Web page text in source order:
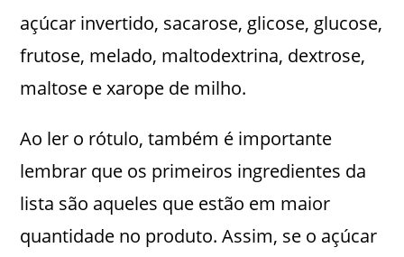
açúcar invertido, sacarose, glicose, glucose,
frutose, melado, maltodextrina, dextrose,
maltose e xarope de milho.
Ao ler o rótulo, também é importante
lembrar que os primeiros ingredientes da
lista são aqueles que estão em maior
quantidade no produto. Assim, se o açúcar